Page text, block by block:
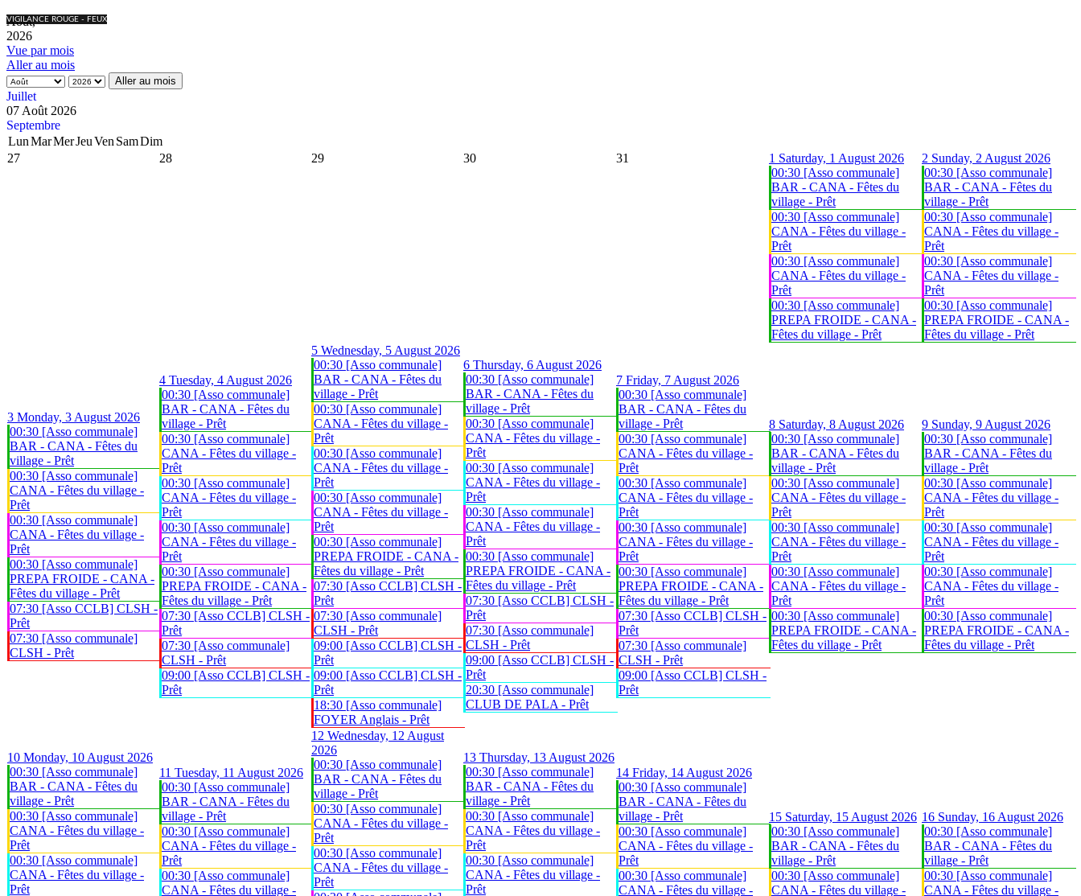
VIGILANCE ROUGE - FEUX
Août,
2026
Vue par mois
Aller au mois
Aller au mois
Juillet
07 Août 2026
Septembre
LunMarMerJeuVen SamDim
27
28 29 30 31 1 Saturday, 1 August 2026
00:30 [Asso communale]
BAR - CANA - Fêtes du
village - Prêt
00:30 [Asso communale]
CANA - Fêtes du village -
Prêt
00:30 [Asso communale]
CANA - Fêtes du village -
Prêt
00:30 [Asso communale]
PREPA FROIDE - CANA -
Fêtes du village - Prêt
2 Sunday, 2 August 2026
00:30 [Asso communale]
BAR - CANA - Fêtes du
village - Prêt
00:30 [Asso communale]
CANA - Fêtes du village -
Prêt
00:30 [Asso communale]
CANA - Fêtes du village -
Prêt
00:30 [Asso communale]
PREPA FROIDE - CANA -
Fêtes du village - Prêt
3 Monday, 3 August 2026
00:30 [Asso communale]
BAR - CANA - Fêtes du
village - Prêt
00:30 [Asso communale]
CANA - Fêtes du village -
Prêt
00:30 [Asso communale]
CANA - Fêtes du village -
Prêt
00:30 [Asso communale]
PREPA FROIDE - CANA -
Fêtes du village - Prêt
07:30 [Asso CCLB] CLSH -
Prêt
07:30 [Asso communale]
CLSH - Prêt
4 Tuesday, 4 August 2026
00:30 [Asso communale]
BAR - CANA - Fêtes du
village - Prêt
00:30 [Asso communale]
CANA - Fêtes du village -
Prêt
00:30 [Asso communale]
CANA - Fêtes du village -
Prêt
00:30 [Asso communale]
CANA - Fêtes du village -
Prêt
00:30 [Asso communale]
PREPA FROIDE - CANA -
Fêtes du village - Prêt
07:30 [Asso CCLB] CLSH -
Prêt
07:30 [Asso communale]
CLSH - Prêt
09:00 [Asso CCLB] CLSH -
Prêt
5 Wednesday, 5 August 2026
00:30 [Asso communale]
BAR - CANA - Fêtes du
village - Prêt
00:30 [Asso communale]
CANA - Fêtes du village -
Prêt
00:30 [Asso communale]
CANA - Fêtes du village -
Prêt
00:30 [Asso communale]
CANA - Fêtes du village -
Prêt
00:30 [Asso communale]
PREPA FROIDE - CANA -
Fêtes du village - Prêt
07:30 [Asso CCLB] CLSH -
Prêt
07:30 [Asso communale]
CLSH - Prêt
09:00 [Asso CCLB] CLSH -
Prêt
09:00 [Asso CCLB] CLSH -
Prêt
18:30 [Asso communale]
FOYER Anglais - Prêt
6 Thursday, 6 August 2026
00:30 [Asso communale]
BAR - CANA - Fêtes du
village - Prêt
00:30 [Asso communale]
CANA - Fêtes du village -
Prêt
00:30 [Asso communale]
CANA - Fêtes du village -
Prêt
00:30 [Asso communale]
CANA - Fêtes du village -
Prêt
00:30 [Asso communale]
PREPA FROIDE - CANA -
Fêtes du village - Prêt
07:30 [Asso CCLB] CLSH -
Prêt
07:30 [Asso communale]
CLSH - Prêt
09:00 [Asso CCLB] CLSH -
Prêt
20:30 [Asso communale]
CLUB DE PALA - Prêt
7 Friday, 7 August 2026
00:30 [Asso communale]
BAR - CANA - Fêtes du
village - Prêt
00:30 [Asso communale]
CANA - Fêtes du village -
Prêt
00:30 [Asso communale]
CANA - Fêtes du village -
Prêt
00:30 [Asso communale]
CANA - Fêtes du village -
Prêt
00:30 [Asso communale]
PREPA FROIDE - CANA -
Fêtes du village - Prêt
07:30 [Asso CCLB] CLSH -
Prêt
07:30 [Asso communale]
CLSH - Prêt
09:00 [Asso CCLB] CLSH -
Prêt
8 Saturday, 8 August 2026
00:30 [Asso communale]
BAR - CANA - Fêtes du
village - Prêt
00:30 [Asso communale]
CANA - Fêtes du village -
Prêt
00:30 [Asso communale]
CANA - Fêtes du village -
Prêt
00:30 [Asso communale]
CANA - Fêtes du village -
Prêt
00:30 [Asso communale]
PREPA FROIDE - CANA -
Fêtes du village - Prêt
9 Sunday, 9 August 2026
00:30 [Asso communale]
BAR - CANA - Fêtes du
village - Prêt
00:30 [Asso communale]
CANA - Fêtes du village -
Prêt
00:30 [Asso communale]
CANA - Fêtes du village -
Prêt
00:30 [Asso communale]
CANA - Fêtes du village -
Prêt
00:30 [Asso communale]
PREPA FROIDE - CANA -
Fêtes du village - Prêt
10 Monday, 10 August 2026
00:30 [Asso communale]
BAR - CANA - Fêtes du
village - Prêt
00:30 [Asso communale]
CANA - Fêtes du village -
Prêt
00:30 [Asso communale]
CANA - Fêtes du village -
Prêt
11 Tuesday, 11 August 2026
00:30 [Asso communale]
BAR - CANA - Fêtes du
village - Prêt
00:30 [Asso communale]
CANA - Fêtes du village -
Prêt
00:30 [Asso communale]
CANA - Fêtes du village -
12 Wednesday, 12 August
2026
00:30 [Asso communale]
BAR - CANA - Fêtes du
village - Prêt
00:30 [Asso communale]
CANA - Fêtes du village -
Prêt
00:30 [Asso communale]
CANA - Fêtes du village -
Prêt
13 Thursday, 13 August 2026
00:30 [Asso communale]
BAR - CANA - Fêtes du
village - Prêt
00:30 [Asso communale]
CANA - Fêtes du village -
Prêt
00:30 [Asso communale]
CANA - Fêtes du village -
Prêt
14 Friday, 14 August 2026
00:30 [Asso communale]
BAR - CANA - Fêtes du
village - Prêt
00:30 [Asso communale]
CANA - Fêtes du village -
Prêt
00:30 [Asso communale]
CANA - Fêtes du village -
15 Saturday, 15 August 2026
00:30 [Asso communale]
BAR - CANA - Fêtes du
village - Prêt
00:30 [Asso communale]
CANA - Fêtes du village -
16 Sunday, 16 August 2026
00:30 [Asso communale]
BAR - CANA - Fêtes du
village - Prêt
00:30 [Asso communale]
CANA - Fêtes du village -